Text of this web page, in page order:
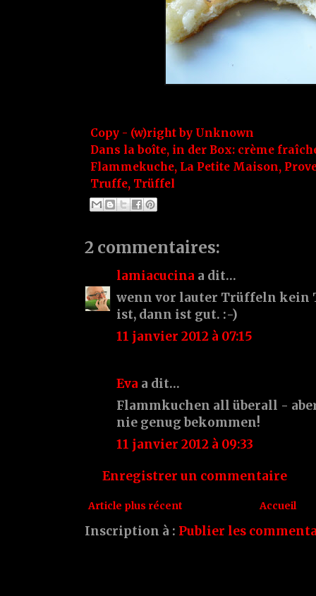
Copy - (w)right by Unknown
Dans la boîte, in der Box: crème
Flammekuche, La Petite Maison,
Truffe, Trüffel
2 commentaires:
lamiacucina a dit…
wenn vor lauter Trüffeln kein
ist, dann ist gut. :-)
11 janvier 2012 à 07:15
Eva a dit…
Flammkuchen all überall -
nie genug bekommen!
11 janvier 2012 à 09:33
Enregistrer un commentaire
Article plus récent Accueil
Inscription à : Publier les